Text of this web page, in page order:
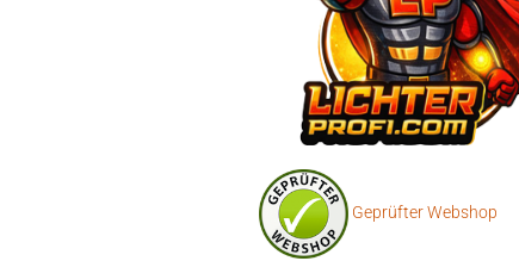
Geprüfter Webshop